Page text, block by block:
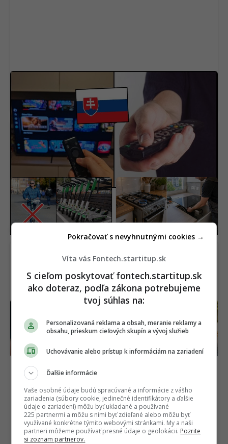
Posledná šanca ušetriť. Veľká streamovacia
služba na Slovensku sa od zajtra mení a
zdražuje
Pritvrdili proti
elektrokolobežkárom.
Helma nestačí, jazdci
musia po novom nosiť aj
toto
Oplatí sa Slovákom
odstrihnúť od čoraz
drahšieho plynu?
Indukcia ti môže ušetriť
veľa peňazí
bariéru kvantových
počítačov. Ich nový
systém poháňajú
diamanty
Tí vytvorili auto, ktoré
má 550 kg a vyrába si
Víta vás Fontech.startitup.sk
S cieľom poskytovať fontech.startitup.sk
ako doteraz, podľa zákona potrebujeme
tvoj súhlas na:
Personalizovaná reklama a obsah, meranie reklamy a
obsahu, prieskum cieľových skupín a vývoj služieb
Uchovávanie alebo prístup k informáciám na zariadení
Ďalšie informácie
Vaše osobné údaje budú spracúvané a informácie z vášho
zariadenia (súbory cookie, jedinečné identifikátory a ďalšie
údaje o zariadení) môžu byť ukladané a používané
225 partnermi a môžu s nimi byť zdieľané alebo môžu byť
využívané konkrétne týmito webovými stránkami. My a naši
partneri môžeme používať presné údaje o geolokácii. Pozrite
si zoznam partnerov.
Pokračovať s nevyhnutnými cookies →